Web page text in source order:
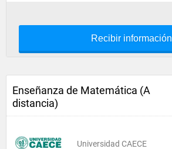
Recibir información
Enseñanza de Matemática (A
distancia)
Universidad CAECE